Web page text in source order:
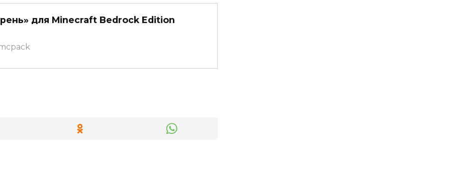
для Minecraft Bedrock Edition